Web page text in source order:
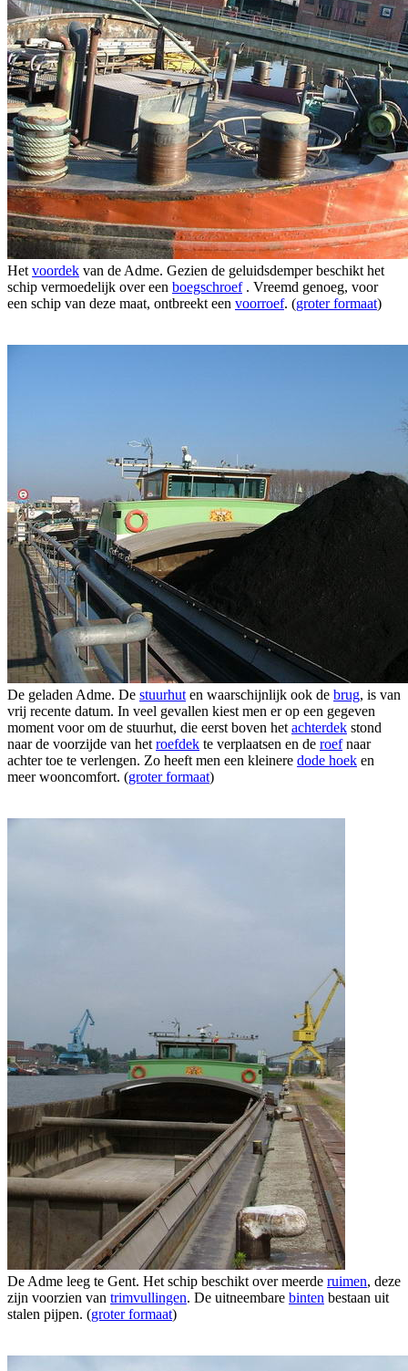
Het voordek van de Adme. Gezien de geluidsdemper beschikt het
schip vermoedelijk over een boegschroef. Vreemd genoeg, voor
een schip van deze maat, ontbreekt een voorroef. (groter formaat)
De geladen Adme. De stuurhut en waarschijnlijk ook de brug, is van
vrij recente datum. In veel gevallen kiest men er op een gegeven
moment voor om de stuurhut, die eerst boven het achterdek stond
naar de voorzijde van het roefdek te verplaatsen en de roefnaar
achter toe te verlengen. Zo heeft men een kleinere dode hoek en
meer wooncomfort. (groter formaat)
De Adme leeg te Gent. Het schip beschikt over meerde ruimen, deze
zijn voorzien van trimvullingen. De uitneembare binten bestaan uit
stalen pijpen. (groter formaat)